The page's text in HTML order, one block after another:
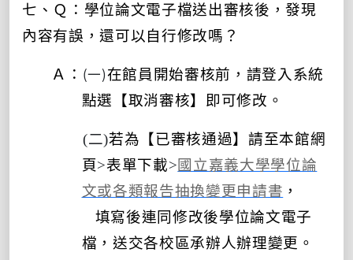
七、Ｑ： 學位論文電子檔送出審核後 ，發現
內容有誤，還可以自行修改嗎？
Ａ： (一)在館員開始審核前， 請登入系統
點選 【取消審核】 即可修改。
(二)若為【已審核通過】請至本館網
頁>表單下載>國立嘉義大學學位論
文或各類報告抽換變更申請書 ，
填寫後連同修改後學位論文電子
檔， 送交各校區承辦人辦理變更。